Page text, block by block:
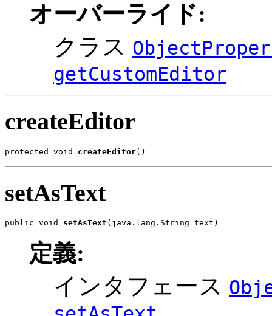
オーバーライド:
クラス
getCustomEditor
createEditor
protected void createEditor()
setAsText
public void setAsText (java.lang.String text)
定義:
インタフェース